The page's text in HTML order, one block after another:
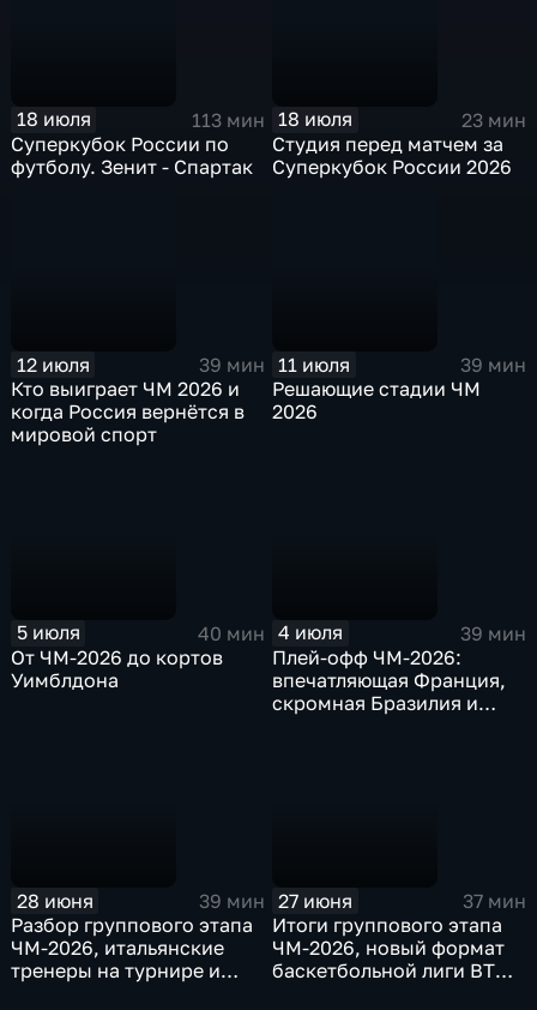
18 июля
113 мин
Суперкубок России по
футболу. Зенит - Спартак
18 июля
23 мин
Студия перед матчем за
Суперкубок России 2026
12 июля
39 мин
Кто выиграет ЧМ 2026 и
когда Россия вернётся в
мировой спорт
11 июля
39 мин
Решающие стадии ЧМ
2026
5 июля
40 мин
От ЧМ-2026 до кортов
Уимблдона
4 июля
39 мин
Плей-офф ЧМ-2026:
впечатляющая Франция,
скромная Бразилия и
28 июня
39 мин
Разбор группового этапа
ЧМ-2026, итальянские
тренеры на турнире и
27 июня
37 мин
Итоги группового этапа
ЧМ-2026, новый формат
баскетбольной лиги ВТБ и